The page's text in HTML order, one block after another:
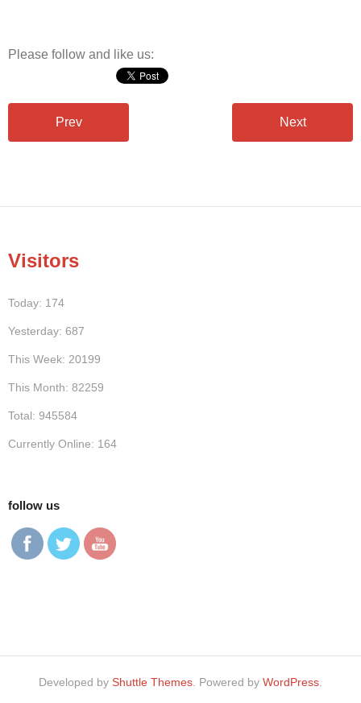
Please follow and like us:
Prev Next
Visitors
Today: 174
Yesterday: 687
This Week: 20199
This Month: 82259
Total: 945584
Currently Online: 164
follow us
Developed by Shuttle Themes . Powered by WordPress